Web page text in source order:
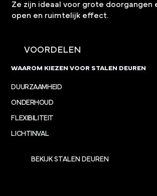
Ze zijn ideaal voor grote doorgangen
open en ruimtelijk effect.
VOORDELEN
WAAROM KIEZEN VOOR STALEN DEUREN
DUURZAAMHEID
ONDERHOUD
FLEXIBILITEIT
LICHTINVAL
BEKIJK STALEN DEUREN